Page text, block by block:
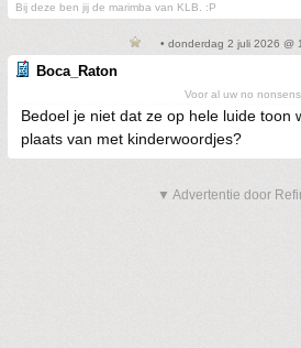
Bij deze ben jij de marimba van KLB. :P
• donderdag 2 juli 2026 @
Boca_Raton
Voor al uw no
Bedoel je niet dat ze op hele luide toon
plaats van met kinderwoordjes?
▼ Advertentie door